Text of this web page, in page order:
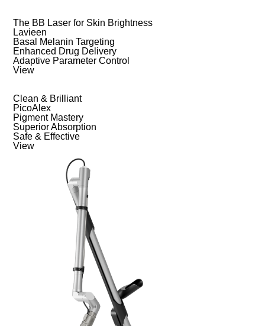
The BB Laser for Skin Brightness
Lavieen
Basal Melanin Targeting
Enhanced Drug Delivery
Adaptive Parameter Control
View
Clean & Brilliant
PicoAlex
Pigment Mastery
Superior Absorption
Safe & Effective
View